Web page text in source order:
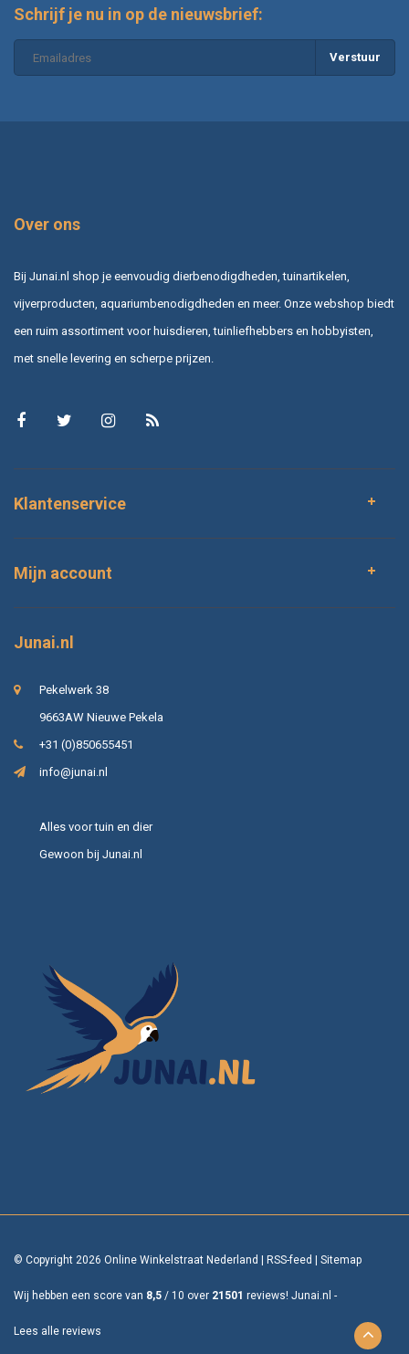
Schrijf je nu in op de nieuwsbrief:
Verstuur
Over ons
Bij Junai.nl shop je eenvoudig dierbenodigdheden, tuinartikelen,
vijverproducten, aquariumbenodigdheden en meer. Onze webshop biedt
een ruim assortiment voor huisdieren, tuinliefhebbers en hobbyisten,
met snelle levering en scherpe prijzen.
Klantenservice
Mijn account
Junai.nl
Pekelwerk 38
9663AW Nieuwe Pekela
+31 (0)850655451
info@junai.nl
Alles voor tuin en dier
Gewoon bij Junai.nl
© Copyright 2026 Online Winkelstraat Nederland RSS-feed Sitemap
Wij hebben een score van 8,5 / 10 over 21501 reviews! Junai.nl -
Lees alle reviews